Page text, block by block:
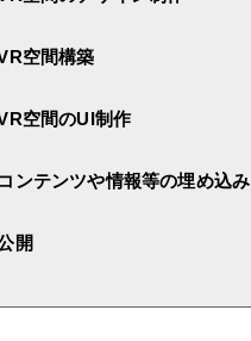
空間構築
空間のUI制作
ンテンツや情報等の埋め込み
開